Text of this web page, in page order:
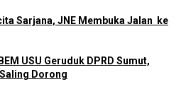
Sarjana, JNE Membuka Jalan ke
USU Geruduk DPRD Sumut,
Dorong